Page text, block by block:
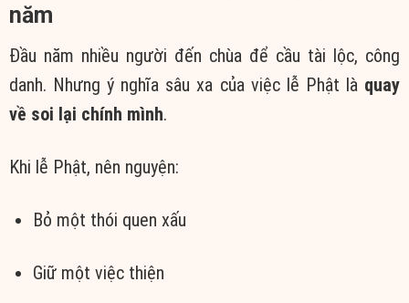
năm
Đầu năm nhiều người đến chùa để cầu tài lộc, công
danh. Nhưng ý nghĩa sâu xa của việc lễ Phật là quay
về soi lại chính mình.
Khi lễ Phật, nên nguyện:
Bỏ một thói quen xấu
Giữ một việc thiện